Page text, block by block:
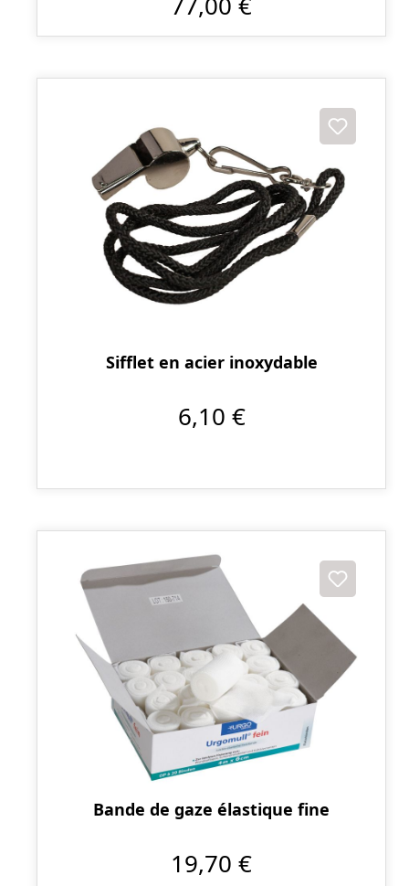
Sifflet en acier inoxydable
6,10 €
Bande de gaze élastique fine
19,70 €